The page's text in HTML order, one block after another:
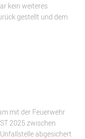
kein weiteres
gestellt und dem
mit der Feuerwehr
2025 zwischen
abgesichert